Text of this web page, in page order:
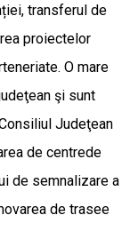
transferul de
proiectelor
O mare
şi sunt
Judeţean
de centrede
de semnalizare a
de trasee